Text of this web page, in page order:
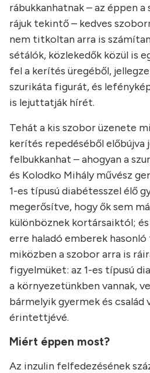
rábukkanhatnak – az éppen a
rájuk tekintő – kedves
nem titkoltan arra is
sétálók, közlekedők közül is
fel a kerítés üregéből,
szurikáta figurát, és
is lejuttatják hírét.
Tehát a kis szobor üzenete
kerítés repedéséből előbújva
felbukkanhat – ahogyan a
és Kolodko Mihály művész
1-es típusú diabétesszel élő
megerősítve, hogy ők sem
különböznek kortársaiktól;
erre haladó emberek
miközben a szobor arra is
figyelmüket: az 1-es típusú
a környezetünkben vannak,
bármelyik gyermek és család
érintettjévé.
Miért éppen most?
Az inzulin felfedezésének